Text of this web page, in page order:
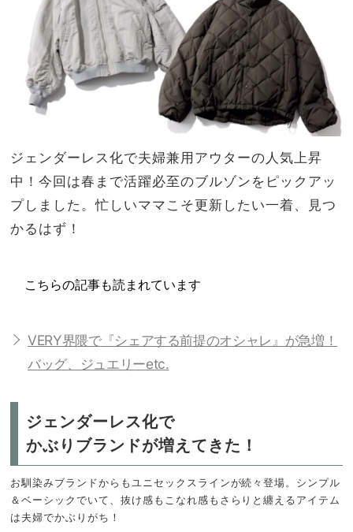
版
ジェンダーレス化で夫婦兼用アウターの人気上昇
中！今回は春まで活躍必至のブルゾンをピックアッ
プしました。忙しいママこそ更新したい一着、見つ
かるはず！
こちらの記事も読まれています
VERY界隈で『シェアする前提のオシャレ』が急増！
バッグ、ジュエリーetc.
ジェンダーレス化で
かぶりブランドが増えてきた！
お馴染みブランドからもユニセックスラインが続々登場。シンプル
＆ベーシックでいて、抜け感もこなれ感もさらりと纏えるアイテム
は夫婦でかぶりがち！